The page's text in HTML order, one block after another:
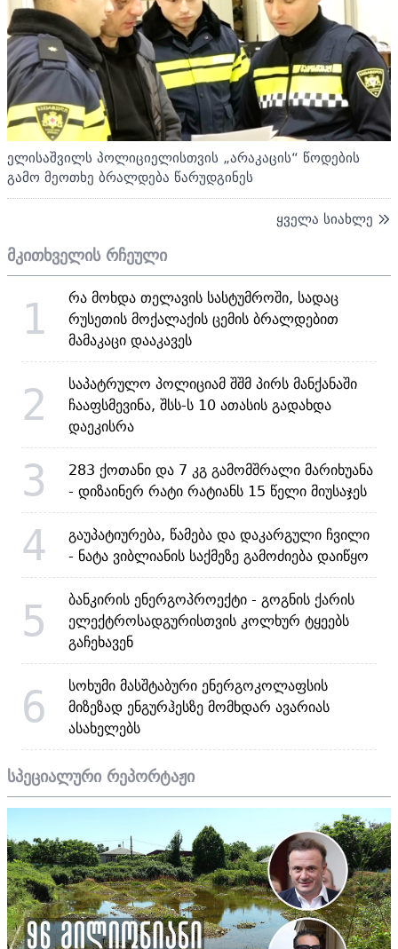
ელისაშვილს პოლიციელისთვის „არაკაცის“ წოდების
გამო მეოთხე ბრალდება წარუდგინეს
ყველა სიახლე
მკითხველის რჩეული
1
რა მოხდა თელავის სასტუმროში, სადაც
რუსეთის მოქალაქის ცემის ბრალდებით
მამაკაცი დააკავეს
2
საპატრულო პოლიციამ შშმ პირს მანქანაში
ჩააფსმევინა, შსს-ს 10 ათასის გადახდა
დაეკისრა
3
283 ქოთანი და 7 კგ გამომშრალი მარიხუანა
- დიზაინერ რატი რატიანს 15 წელი მიუსაჯეს
4
გაუპატიურება, წამება და დაკარგული ჩვილი
- ნატა ვიბლიანის საქმეზე გამოძიება დაიწყო
5
ბანკირის ენერგოპროექტი - გოგნის ქარის
ელექტროსადგურისთვის კოლხურ ტყეებს
გაჩეხავენ
6
სოხუმი მასშტაბური ენერგოკოლაფსის
მიზეზად ენგურჰესზე მომხდარ ავარიას
ასახელებს
სპეციალური რეპორტაჟი